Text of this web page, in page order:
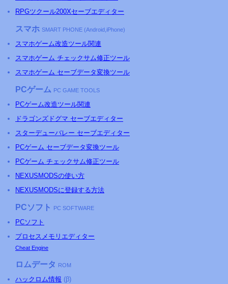
RPGツクール200Xセーブエディター
スマホ SMART PHONE (Android,iPhone)
スマホゲーム改造ツール関連
スマホゲーム チェックサム修正ツール
スマホゲーム セーブデータ変換ツール
PCゲーム PC GAME TOOLS
PCゲーム改造ツール関連
ドラゴンズドグマ セーブエディター
スターデューバレー セーブエディター
PCゲーム セーブデータ変換ツール
PCゲーム チェックサム修正ツール
NEXUSMODSの使い方
NEXUSMODSに登録する方法
PCソフト PC SOFTWARE
PCソフト
プロセスメモリエディター
Cheat Engine
ロムデータ ROM
ハックロム情報 (β)